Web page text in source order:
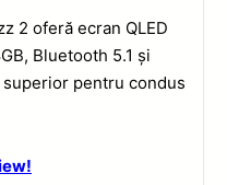
2 oferă ecran QLED
Bluetooth 5.1 și
pentru condus